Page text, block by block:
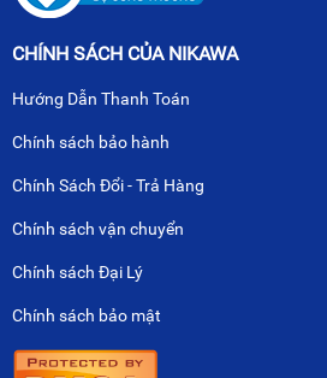
CHÍNH SÁCH CỦA NIKAWA
Hướng Dẫn Thanh Toán
Chính sách bảo hành
Chính Sách Đổi - Trả Hàng
Chính sách vận chuyển
Chính sách Đại Lý
Chính sách bảo mật